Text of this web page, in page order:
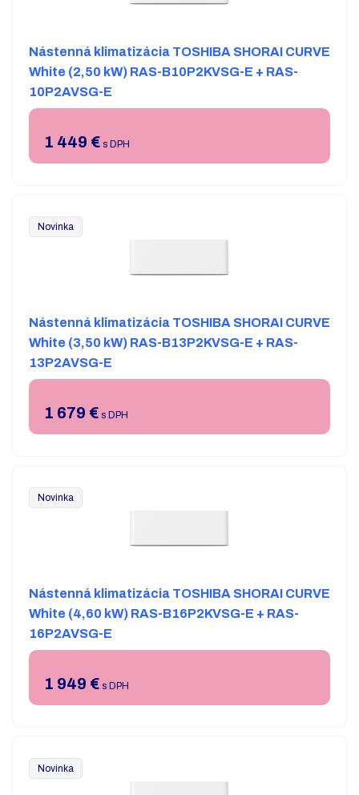
Nástenná klimatizácia TOSHIBA SHORAI CURVE
White (2,50 kW) RAS-B10P2KVSG-E + RAS-
10P2AVSG-E
1 449 € s DPH
Novinka
Nástenná klimatizácia TOSHIBA SHORAI CURVE
White (3,50 kW) RAS-B13P2KVSG-E + RAS-
13P2AVSG-E
1 679 € s DPH
Novinka
Nástenná klimatizácia TOSHIBA SHORAI CURVE
White (4,60 kW) RAS-B16P2KVSG-E + RAS-
16P2AVSG-E
1 949 € s DPH
Novinka